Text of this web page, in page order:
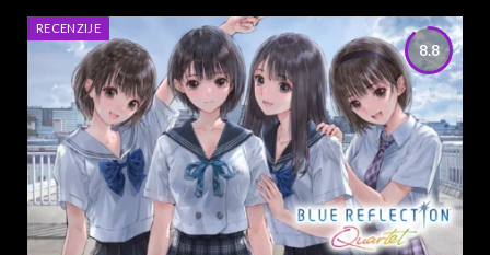
8.8
RECENZIJE